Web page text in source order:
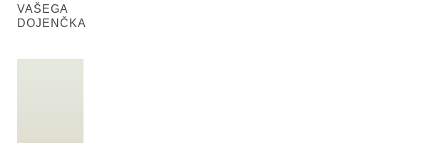
VAŠEGA
DOJENČKA